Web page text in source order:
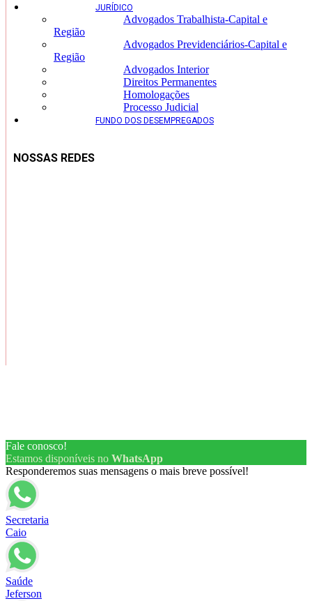
JURÍDICO
Advogados Trabalhista-Capital e
Região
Advogados Previdenciários-Capital e
Região
Advogados Interior
Direitos Permanentes
Homologações
Processo Judicial
FUNDO DOS DESEMPREGADOS
NOSSAS REDES
Fale conosco!
Estamos disponíveis no WhatsApp
Responderemos suas mensagens o mais breve possível!
Secretaria
Caio
Saúde
Jeferson